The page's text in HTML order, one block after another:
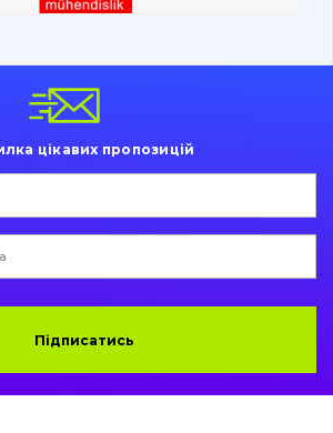
кріплення
пальці, фіксатори
зателефонувати
цікавих пропозицій
Підписатись